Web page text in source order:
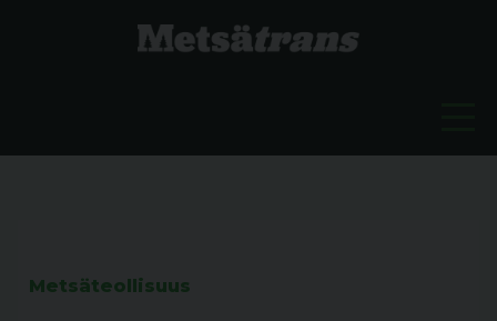
Metsäteollisuus